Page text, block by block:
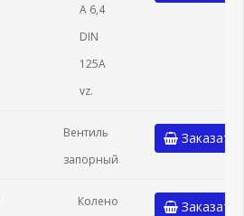
A 6,4
DIN
125A
vz.
Вентиль
запорный
Заказать
Колено
Заказать